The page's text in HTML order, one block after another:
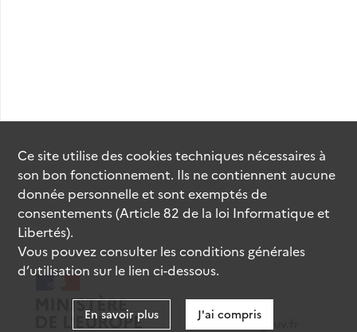
data.gouv.fr
Ce site utilise descookiestechniques nécessaires à
son bon fonctionnement. Ils ne contiennent aucune
donnée personnelle et sont exemptés de
consentements (Article 82 de la loi Informatique et
Libertés).
Vous pouvez consulter les conditions générales
d’utilisation sur le lien ci-dessous.
En savoir plus J'ai compris